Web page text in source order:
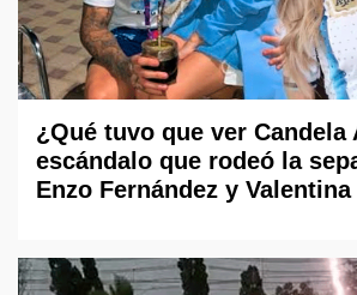
¿Qué tuvo que ver Candela
escándalo que rodeó la
Enzo Fernández y